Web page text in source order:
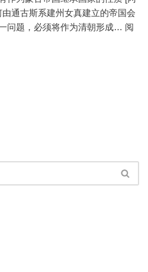
通古斯系建州女真建立的帝国会
问题，必须将作为清朝形成… 阅